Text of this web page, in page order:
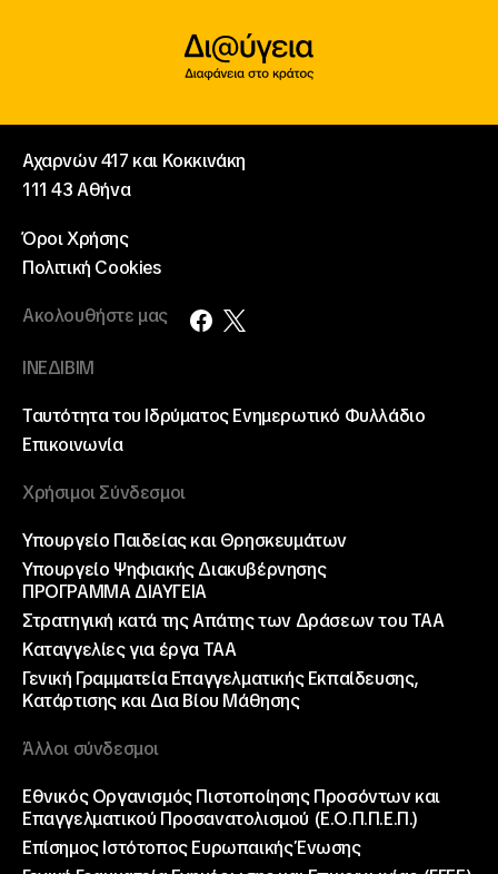
Αχαρνών 417 και Κοκκινάκη
111 43 Αθήνα
Όροι Χρήσης
Πολιτική Cookies
Ακολουθήστε μας
ΙΝΕΔΙΒΙΜ
Ταυτότητα του ΙδρύματοςΕνημερωτικό Φυλλάδιο
Επικοινωνία
Χρήσιμοι Σύνδεσμοι
Υπουργείο Παιδείας και Θρησκευμάτων
Υπουργείο Ψηφιακής Διακυβέρνησης
ΠΡΟΓΡΑΜΜΑ ΔΙΑΥΓΕΙΑ
Στρατηγική κατά της Απάτης των Δράσεων του ΤΑΑ
Καταγγελίες για έργα ΤΑΑ
Γενική Γραμματεία Επαγγελματικής Εκπαίδευσης,
Κατάρτισης και Δια Βίου Μάθησης
Άλλοι σύνδεσμοι
Εθνικός Οργανισμός Πιστοποίησης Προσόντων και
Επαγγελματικού Προσανατολισμού (Ε.Ο.Π.Π.Ε.Π.)
Επίσημος Ιστότοπος Ευρωπαικής Ένωσης